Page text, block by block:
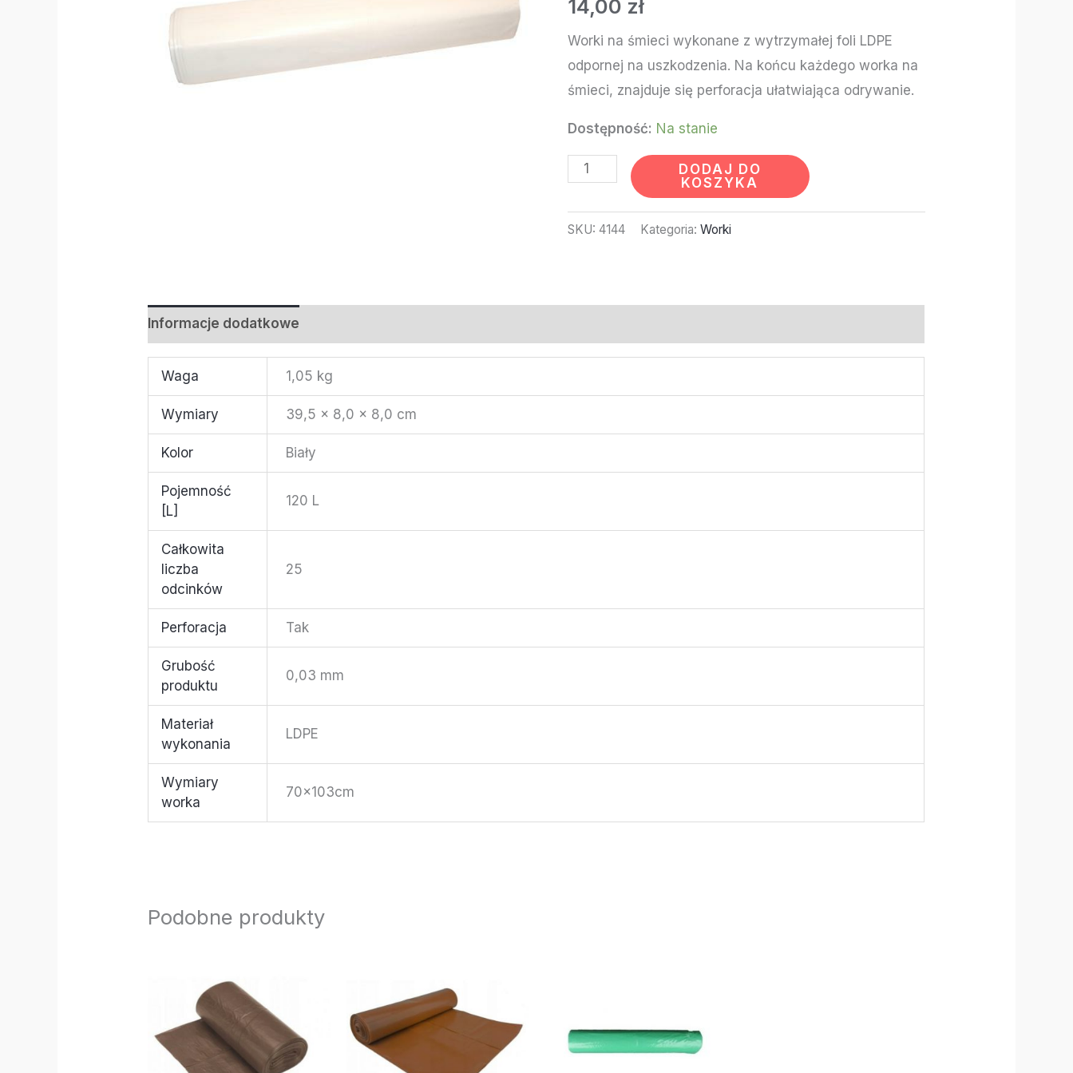
14,00 zł
Worki na śmieci wykonane z wytrzymałej foli LDPE
odpornej na uszkodzenia. Na końcu każdego worka na
śmieci, znajduje się perforacja ułatwiająca odrywanie.
Dostępność: Na stanie
BIAŁE
(25
SZT)
#HCS.4144
DODAJ DO
KOSZYKA
SKU: 4144 Kategoria: Worki
Informacje dodatkowe
Waga 1,05 kg
Wymiary 39,5 × 8,0 × 8,0 cm
Kolor Biały
Pojemność
[L]
120 L
Całkowita
liczba
odcinków
25
Perforacja Tak
Grubość
produktu
0,03 mm
Materiał
wykonania
LDPE
Wymiary
worka
70x103cm
Podobne produkty